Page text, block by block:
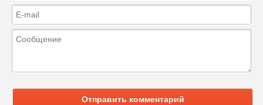
Отправить комментарий